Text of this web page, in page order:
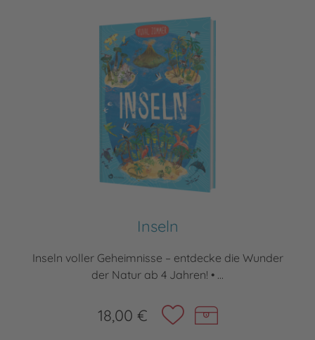
Inseln
Inseln voller Geheimnisse – entdecke die Wunder
der Natur ab 4 Jahren! • ...
18,00 €